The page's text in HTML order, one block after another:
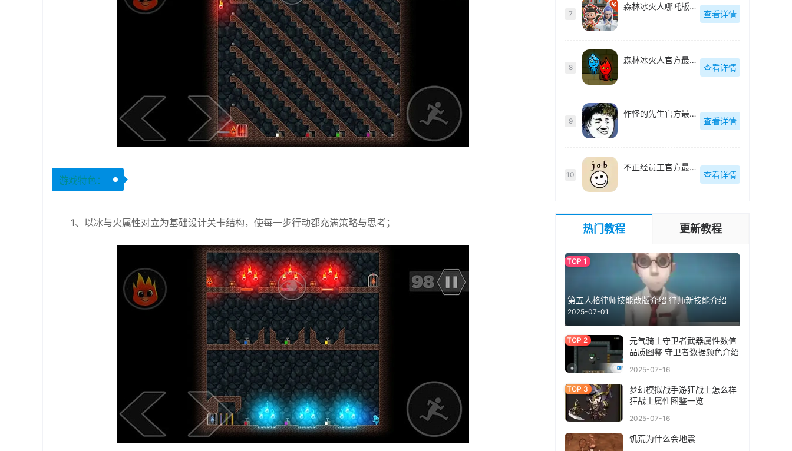
游戏特色：
1、以冰与火属性对立为基础设计关卡结构，使每一步行动都充满策略与思考；
7
森林冰火人哪吒版官方最新版-1.0.0
查看详情
8
森林冰火人官方最新版-v2.0.0
查看详情
9
作怪的先生官方最新版-v1.0.0
查看详情
10
不正经员工官方最新版-v1.15
查看详情
热门教程 更新教程
第五人格律师技能改版介绍 律师新技能介绍
2025-07-01
元气骑士守卫者武器属性数值
品质图鉴 守卫者数据颜色介绍
2025-07-16
梦幻模拟战手游狂战士怎么样
狂战士属性图鉴一览
2025-07-16
饥荒为什么会地震